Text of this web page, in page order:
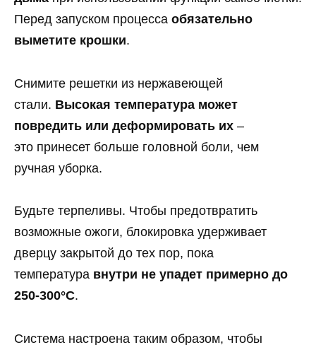
Перед запуском процесса обязательно
выметите крошки.
Снимите решетки из нержавеющей
стали. Высокая температура может
повредить или деформировать их –
это принесет больше головной боли, чем
ручная уборка.
Будьте терпеливы. Чтобы предотвратить
возможные ожоги, блокировка удерживает
дверцу закрытой до тех пор, пока
температура внутри не упадет примерно до
250-300°C.
Система настроена таким образом, чтобы